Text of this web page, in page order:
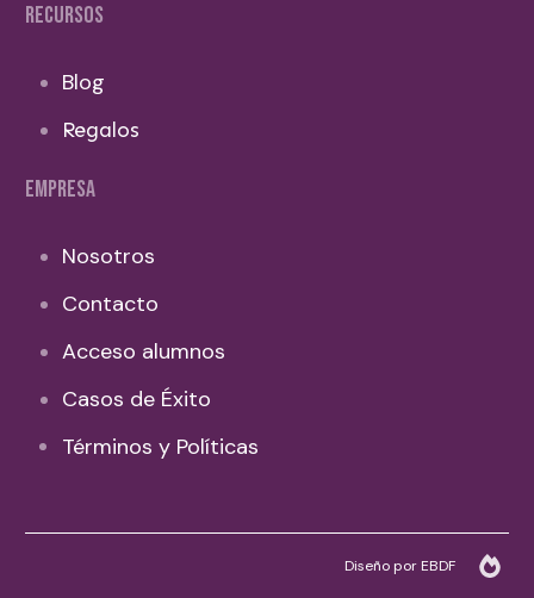
RECURSOS
Blog
Regalos
EMPRESA
Nosotros
Contacto
Acceso alumnos
Casos de Éxito
Términos y Políticas
Diseño por EBDF